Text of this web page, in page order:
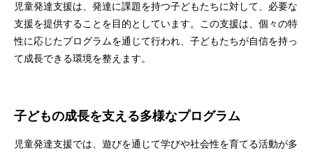
児童発達支援は、発達に課題を持つ子どもたちに対して、必要な
支援を提供することを目的としています。この支援は、個々の特
性に応じたプログラムを通じて行われ、子どもたちが自信を持っ
て成長できる環境を整えます。
子どもの成長を支える多様なプログラム
児童発達支援では、遊びを通じて学びや社会性を育てる活動が多